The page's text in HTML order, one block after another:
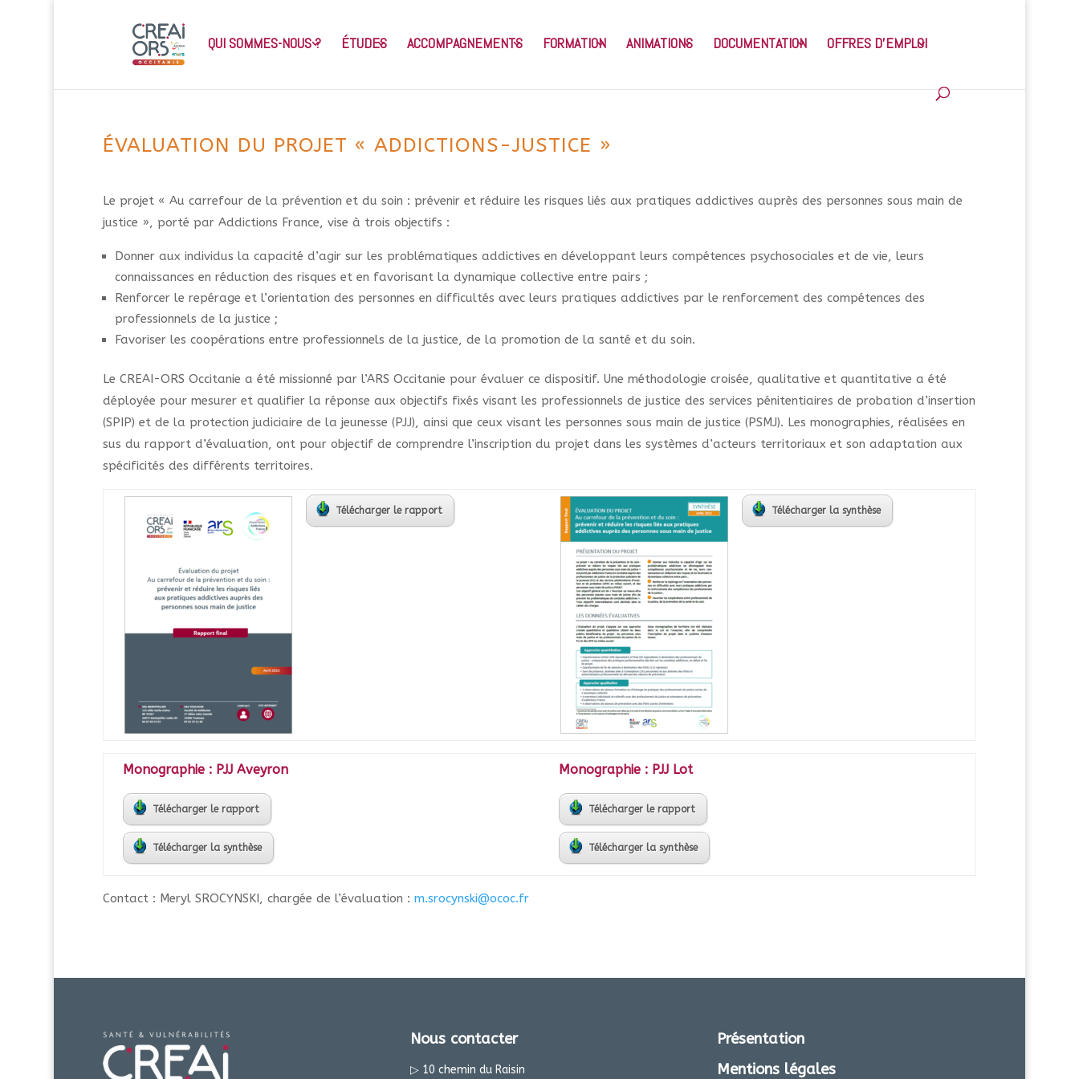
QUI SOMMES-NOUS ? ÉTUDES ACCOMPAGNEMENTS FORMATION ANIMATIONS DOCUMENTATION OFFRES D’EMPLOI
ÉVALUATION DU PROJET « ADDICTIONS-JUSTICE »
Le projet « Au carrefour de la prévention et du soin : prévenir et réduire les risques liés aux pratiques addictives auprès des personnes sous main de
justice », porté par Addictions France, vise à trois objectifs :
Donner aux individus la capacité d’agir sur les problématiques addictives en développant leurs compétences psychosociales et de vie, leurs
connaissances en réduction des risques et en favorisant la dynamique collective entre pairs ;
Renforcer le repérage et l’orientation des personnes en difficultés avec leurs pratiques addictives par le renforcement des compétences des
professionnels de la justice ;
Favoriser les coopérations entre professionnels de la justice, de la promotion de la santé et du soin.
Le CREAI-ORS Occitanie a été missionné par l’ARS Occitanie pour évaluer ce dispositif. Une méthodologie croisée, qualitative et quantitative a été
déployée pour mesurer et qualifier la réponse aux objectifs fixés visant les professionnels de justice des services pénitentiaires de probation d’insertion
(SPIP) et de la protection judiciaire de la jeunesse (PJJ), ainsi que ceux visant les personnes sous main de justice (PSMJ). Les monographies, réalisées en
sus du rapport d’évaluation, ont pour objectif de comprendre l’inscription du projet dans les systèmes d’acteurs territoriaux et son adaptation aux
spécificités des différents territoires.
Télécharger le rapport Télécharger la synthèse
Monographie : PJJ Aveyron
Télécharger le rapport
Télécharger la synthèse
Monographie : PJJ Lot
Télécharger le rapport
Télécharger la synthèse
Contact : Meryl SROCYNSKI, chargée de l’évaluation : m.srocynski@ococ.fr
Nous contacter
▷ 10 chemin du Raisin
Présentation
Mentions légales